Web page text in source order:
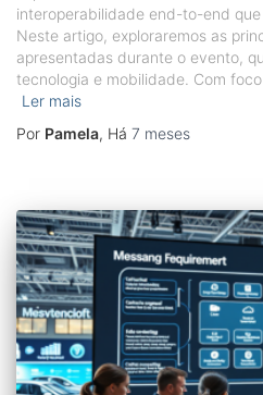
interoperabilidade end-to-end que
Neste artigo, exploraremos as
apresentadas durante o evento,
tecnologia e mobilidade. Com
Ler mais
Por Pamela, Há 7 meses